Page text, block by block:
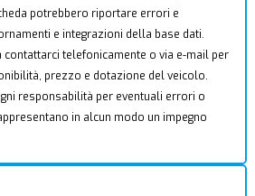
potrebbero riportare errori e
e integrazioni della base dati.
contattarci telefonicamente o via e-mail per
prezzo e dotazione del veicolo.
responsabilità per eventuali errori o
in alcun modo un impegno